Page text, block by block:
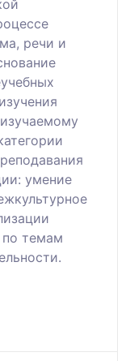
речи и
умение
темам